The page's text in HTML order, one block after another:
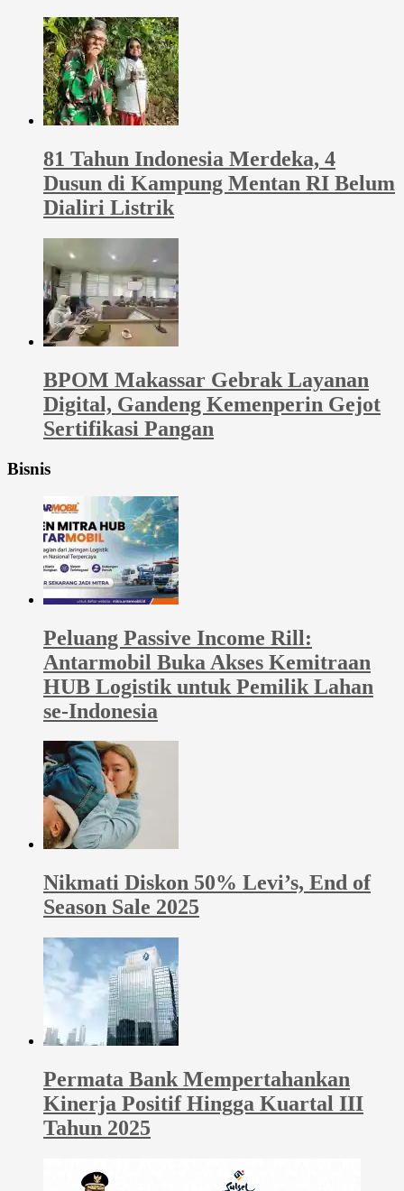
81 Tahun Indonesia Merdeka, 4
Dusun di Kampung Mentan RI Belum
Dialiri Listrik
BPOM Makassar Gebrak Layanan
Digital, Gandeng Kemenperin Gejot
Sertifikasi Pangan
Bisnis
Peluang Passive Income Rill:
Antarmobil Buka Akses Kemitraan
HUB Logistik untuk Pemilik Lahan
se-Indonesia
Nikmati Diskon 50% Levi’s, End of
Season Sale 2025
Permata Bank Mempertahankan
Kinerja Positif Hingga Kuartal III
Tahun 2025